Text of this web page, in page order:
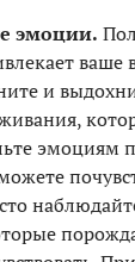
эмоции.
и
эмоциям